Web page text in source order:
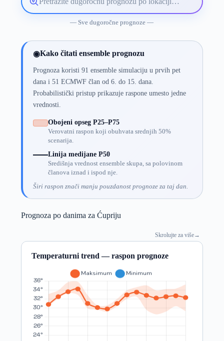
Pretražite
lokaciju
— Sve dugoročne prognoze —
◉Kako čitati ensemble prognozu
Prognoza koristi 91 ensemble simulaciju u prvih pet
dana i 51 ECMWF član od 6. do 15. dana.
Probabilistički pristup prikazuje raspone umesto jedne
vrednosti.
Obojeni opseg P25–P75
Verovatni raspon koji obuhvata srednjih 50%
scenarija.
Linija medijane P50
Središnja vrednost ensemble skupa, sa polovinom
članova iznad i ispod nje.
Širi raspon znači manju pouzdanost prognoze za taj dan.
Prognoza po danima za Ćupriju
Skrolujte za više→
Temperaturni trend — raspon prognoze